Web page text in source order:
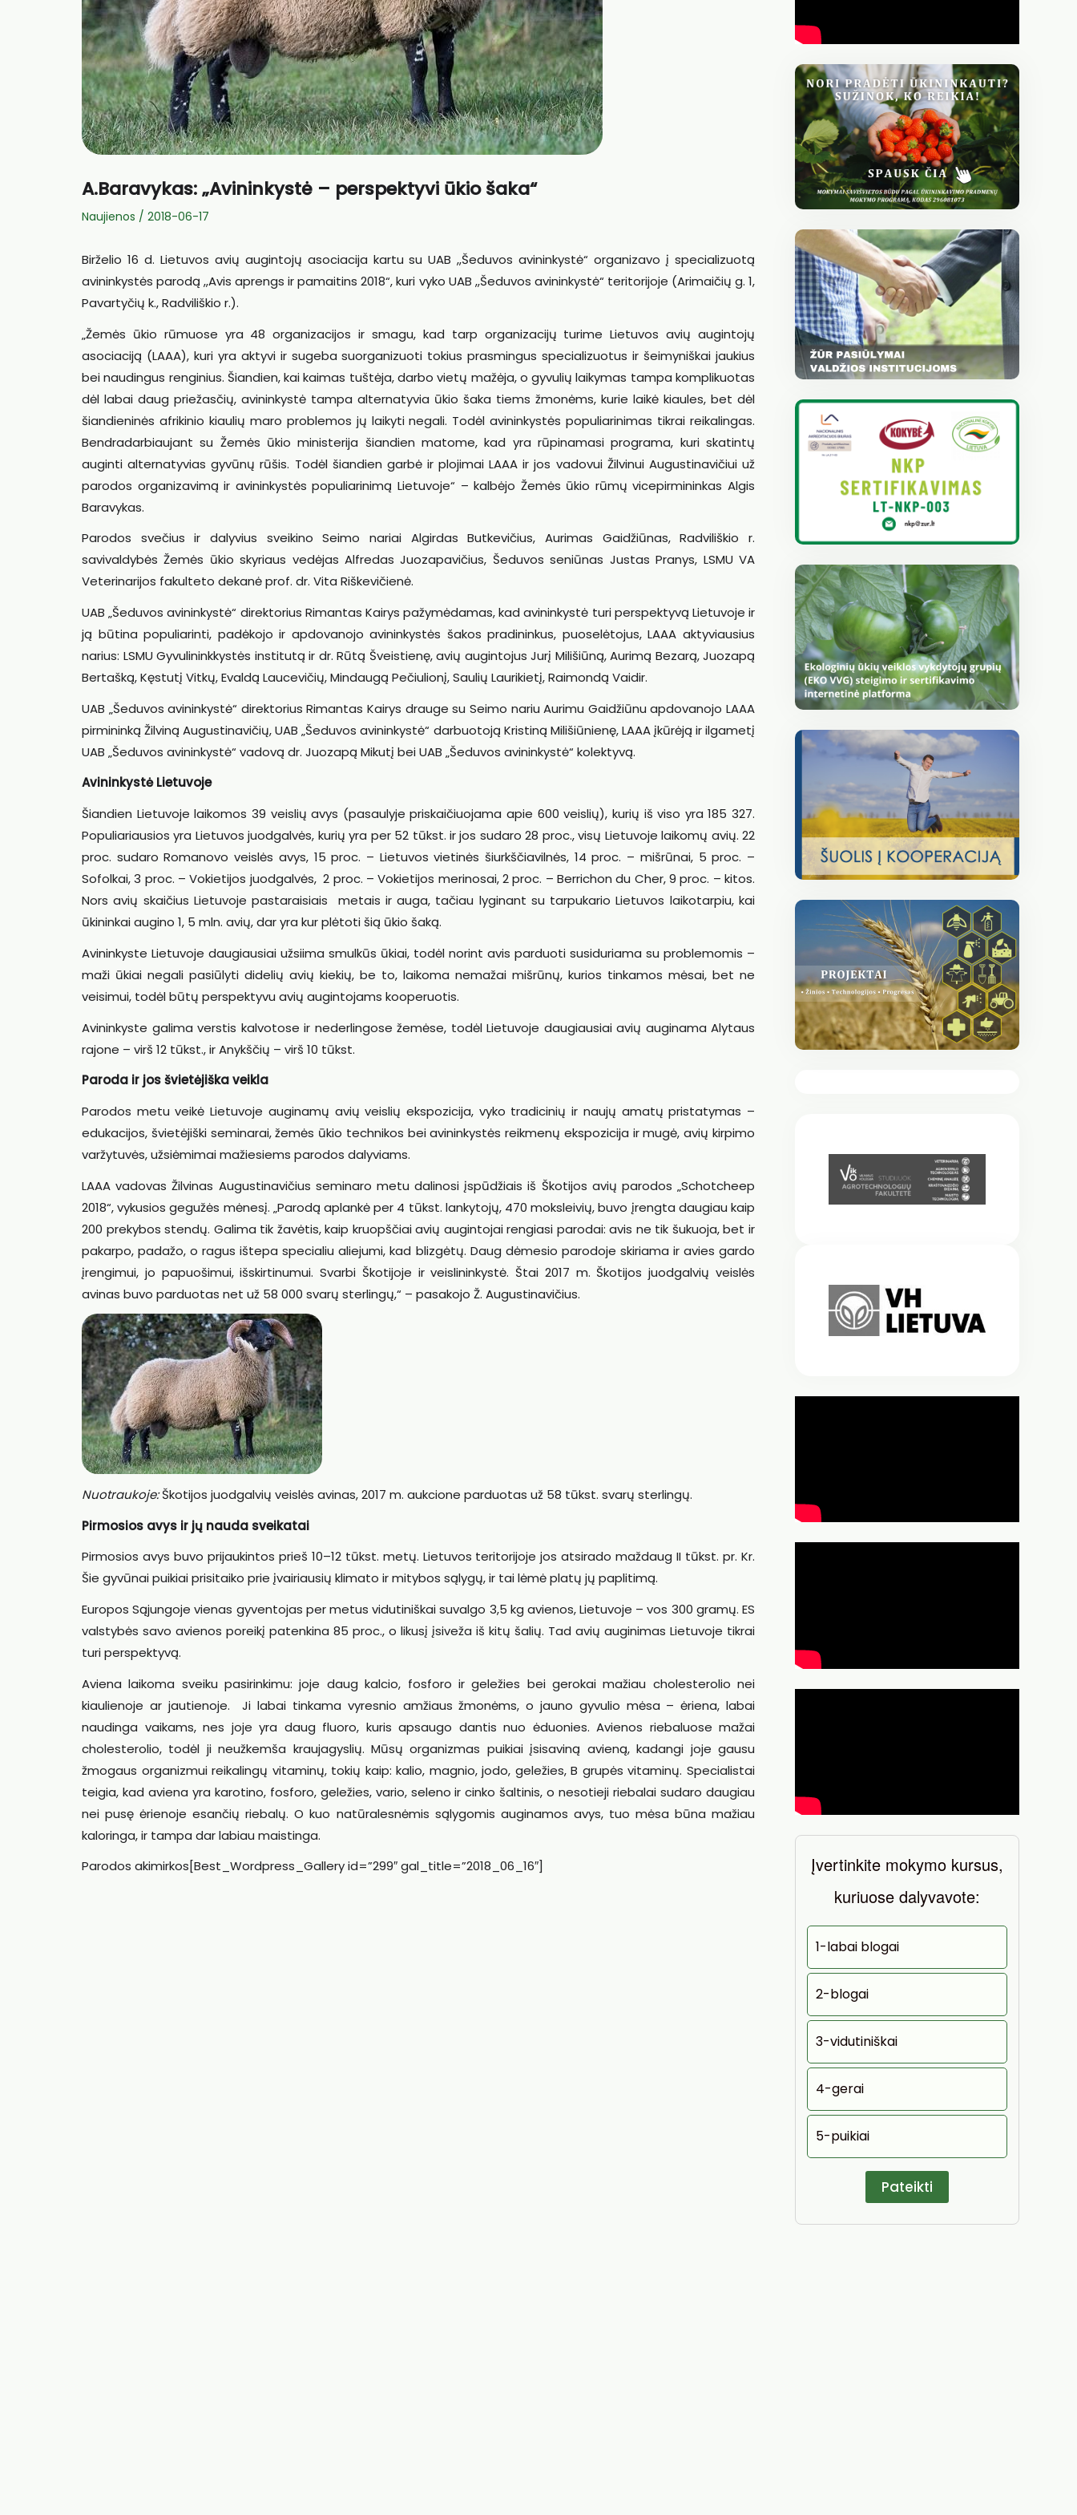
A.Baravykas: „Avininkystė – perspektyvi ūkio šaka“
Naujienos / 2018-06-17
Birželio 16 d. Lietuvos avių augintojų asociacija kartu su UAB ,,Šeduvos avininkystė“ organizavo į specializuotą
avininkystės parodą ,,Avis aprengs ir pamaitins 2018“, kuri vyko UAB ,,Šeduvos avininkystė“ teritorijoje (Arimaičių g. 1,
Pavartyčių k., Radviliškio r.).
„Žemės ūkio rūmuose yra 48 organizacijos ir smagu, kad tarp organizacijų turime Lietuvos avių augintojų
asociaciją (LAAA), kuri yra aktyvi ir sugeba suorganizuoti tokius prasmingus specializuotus ir šeimyniškai jaukius
bei naudingus renginius. Šiandien, kai kaimas tuštėja, darbo vietų mažėja, o gyvulių laikymas tampa komplikuotas
dėl labai daug priežasčių, avininkystė tampa alternatyvia ūkio šaka tiems žmonėms, kurie laikė kiaules, bet dėl
šiandieninės afrikinio kiaulių maro problemos jų laikyti negali. Todėl avininkystės populiarinimas tikrai reikalingas.
Bendradarbiaujant su Žemės ūkio ministerija šiandien matome, kad yra rūpinamasi programa, kuri skatintų
auginti alternatyvias gyvūnų rūšis. Todėl šiandien garbė ir plojimai LAAA ir jos vadovui Žilvinui Augustinavičiui už
parodos organizavimą ir avininkystės populiarinimą Lietuvoje“ – kalbėjo Žemės ūkio rūmų vicepirmininkas Algis
Baravykas.
Parodos svečius ir dalyvius sveikino Seimo nariai Algirdas Butkevičius, Aurimas Gaidžiūnas, Radviliškio r.
savivaldybės Žemės ūkio skyriaus vedėjas Alfredas Juozapavičius, Šeduvos seniūnas Justas Pranys, LSMU VA
Veterinarijos fakulteto dekanė prof. dr. Vita Riškevičienė.
UAB „Šeduvos avininkystė“ direktorius Rimantas Kairys pažymėdamas, kad avininkystė turi perspektyvą Lietuvoje ir
ją būtina populiarinti, padėkojo ir apdovanojo avininkystės šakos pradininkus, puoselėtojus, LAAA aktyviausius
narius: LSMU Gyvulininkkystės institutą ir dr. Rūtą Šveistienę, avių augintojus Jurį Milišiūną, Aurimą Bezarą, Juozapą
Bertašką, Kęstutį Vitkų, Evaldą Laucevičių, Mindaugą Pečiulionį, Saulių Laurikietį, Raimondą Vaidir.
UAB „Šeduvos avininkystė“ direktorius Rimantas Kairys drauge su Seimo nariu Aurimu Gaidžiūnu apdovanojo LAAA
pirmininką Žilviną Augustinavičių, UAB „Šeduvos avininkystė“ darbuotoją Kristiną Milišiūnienę, LAAA įkūrėją ir ilgametį
UAB „Šeduvos avininkystė“ vadovą dr. Juozapą Mikutį bei UAB „Šeduvos avininkystė“ kolektyvą.
Avininkystė Lietuvoje
Šiandien Lietuvoje laikomos 39 veislių avys (pasaulyje priskaičiuojama apie 600 veislių), kurių iš viso yra 185 327.
Populiariausios yra Lietuvos juodgalvės, kurių yra per 52 tūkst. ir jos sudaro 28 proc., visų Lietuvoje laikomų avių. 22
proc. sudaro Romanovo veislės avys, 15 proc. – Lietuvos vietinės šiurkščiavilnės, 14 proc. – mišrūnai, 5 proc. –
Sofolkai, 3 proc. – Vokietijos juodgalvės, 2 proc. – Vokietijos merinosai, 2 proc. – Berrichon du Cher, 9 proc. – kitos.
Nors avių skaičius Lietuvoje pastaraisiais metais ir auga, tačiau lyginant su tarpukario Lietuvos laikotarpiu, kai
ūkininkai augino 1, 5 mln. avių, dar yra kur plėtoti šią ūkio šaką.
Avininkyste Lietuvoje daugiausiai užsiima smulkūs ūkiai, todėl norint avis parduoti susiduriama su problemomis –
maži ūkiai negali pasiūlyti didelių avių kiekių, be to, laikoma nemažai mišrūnų, kurios tinkamos mėsai, bet ne
veisimui, todėl būtų perspektyvu avių augintojams kooperuotis.
Avininkyste galima verstis kalvotose ir nederlingose žemėse, todėl Lietuvoje daugiausiai avių auginama Alytaus
rajone – virš 12 tūkst., ir Anykščių – virš 10 tūkst.
Paroda ir jos švietėjiška veikla
Parodos metu veikė Lietuvoje auginamų avių veislių ekspozicija, vyko tradicinių ir naujų amatų pristatymas –
edukacijos, švietėjiški seminarai, žemės ūkio technikos bei avininkystės reikmenų ekspozicija ir mugė, avių kirpimo
varžytuvės, užsiėmimai mažiesiems parodos dalyviams.
LAAA vadovas Žilvinas Augustinavičius seminaro metu dalinosi įspūdžiais iš Škotijos avių parodos „Schotcheep
2018“, vykusios gegužės mėnesį. „Parodą aplankė per 4 tūkst. lankytojų, 470 moksleivių, buvo įrengta daugiau kaip
200 prekybos stendų. Galima tik žavėtis, kaip kruopščiai avių augintojai rengiasi parodai: avis ne tik šukuoja, bet ir
pakarpo, padažo, o ragus ištepa specialiu aliejumi, kad blizgėtų. Daug dėmesio parodoje skiriama ir avies gardo
įrengimui, jo papuošimui, išskirtinumui. Svarbi Škotijoje ir veislininkystė. Štai 2017 m. Škotijos juodgalvių veislės
avinas buvo parduotas net už 58 000 svarų sterlingų,“ – pasakojo Ž. Augustinavičius.
Nuotraukoje:Škotijos juodgalvių veislės avinas, 2017 m. aukcione parduotas už 58 tūkst. svarų sterlingų.
Pirmosios avys ir jų nauda sveikatai
Pirmosios avys buvo prijaukintos prieš 10–12 tūkst. metų. Lietuvos teritorijoje jos atsirado maždaug II tūkst. pr. Kr.
Šie gyvūnai puikiai prisitaiko prie įvairiausių klimato ir mitybos sąlygų, ir tai lėmė platų jų paplitimą.
Europos Sąjungoje vienas gyventojas per metus vidutiniškai suvalgo 3,5 kg avienos, Lietuvoje – vos 300 gramų. ES
valstybės savo avienos poreikį patenkina 85 proc., o likusį įsiveža iš kitų šalių. Tad avių auginimas Lietuvoje tikrai
turi perspektyvą.
Aviena laikoma sveiku pasirinkimu: joje daug kalcio, fosforo ir geležies bei gerokai mažiau cholesterolio nei
kiaulienoje ar jautienoje. Ji labai tinkama vyresnio amžiaus žmonėms, o jauno gyvulio mėsa – ėriena, labai
naudinga vaikams, nes joje yra daug fluoro, kuris apsaugo dantis nuo ėduonies. Avienos riebaluose mažai
cholesterolio, todėl ji neužkemša kraujagyslių. Mūsų organizmas puikiai įsisaviną avieną, kadangi joje gausu
žmogaus organizmui reikalingų vitaminų, tokių kaip: kalio, magnio, jodo, geležies, B grupės vitaminų. Specialistai
teigia, kad aviena yra karotino, fosforo, geležies, vario, seleno ir cinko šaltinis, o nesotieji riebalai sudaro daugiau
nei pusę ėrienoje esančių riebalų. O kuo natūralesnėmis sąlygomis auginamos avys, tuo mėsa būna mažiau
kaloringa, ir tampa dar labiau maistinga.
Parodos akimirkos[Best_Wordpress_Gallery id=”299″ gal_title=”2018_06_16″]
Įvertinkite mokymo kursus,
kuriuose dalyvavote:
1-labai blogai
2-blogai
3-vidutiniškai
4-gerai
5-puikiai